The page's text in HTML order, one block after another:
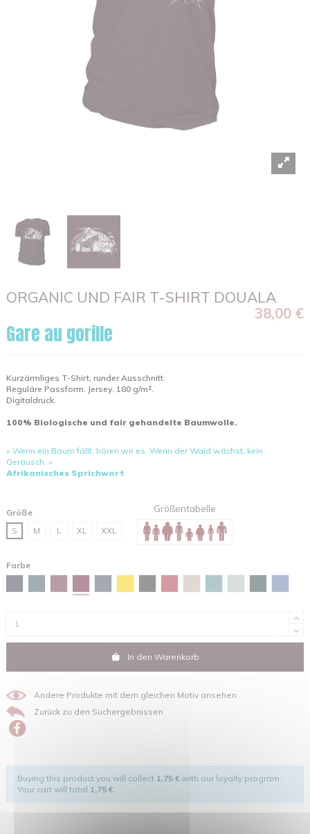
ORGANIC UND FAIR T-SHIRT DOUALA
38,00 €
Gare au gorille
Kurzärmliges T-Shirt, runder Ausschnitt.
Reguläre Passform. Jersey. 180 g/m².
Digitaldruck.
100% Biologische und fair gehandelte Baumwolle.
« Wenn ein Baum fällt, hören wir es. Wenn der Wald wächst, kein
Geräusch. »
Afrikanisches Sprichwort
Größe
S
M L XL XXL
Größentabelle
Farbe
In den Warenkorb
Andere Produkte mit dem gleichen Motiv ansehen
Zurück zu den Suchergebnissen
Buying this product you will collect 1,75 € with our loyalty program.
Your cart will total 1,75 €